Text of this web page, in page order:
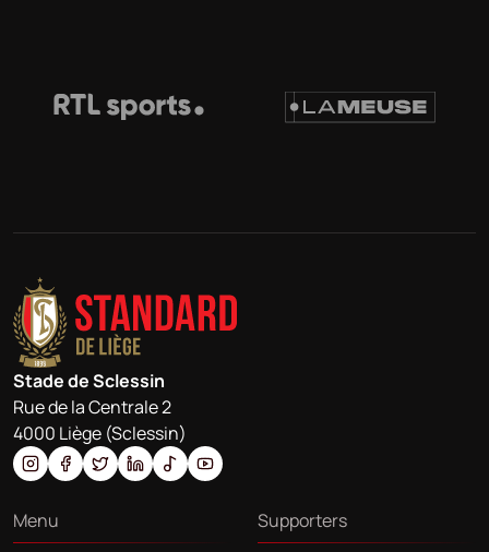
Stade de Sclessin
Rue de la Centrale 2
4000 Liège (Sclessin)
Menu
Supporters